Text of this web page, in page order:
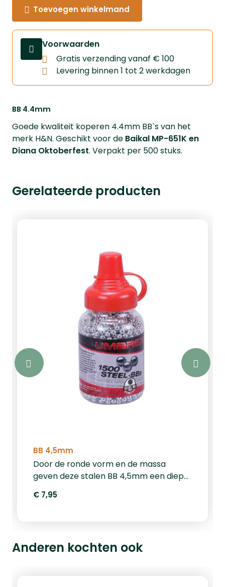
BB 4.4mm
Goede kwaliteit koperen 4.4mm BB`s van het
merk H&N. Geschikt voor de Baikal MP-651K en
Diana Oktoberfest. Verpakt per 500 stuks.
Toevoegen winkelmand
Voorwaarden
Gratis verzending vanaf € 100
Levering binnen 1 tot 2 werkdagen
Gerelateerde producten
BB 4,5mm
Door de ronde vorm en de massa
geven deze stalen BB 4,5mm een diepe
stalen BB's kunnen terugkaatsen
schieten.&nbsp;Verpakt per 1500 stuks.
€ 7,95
Anderen kochten ook